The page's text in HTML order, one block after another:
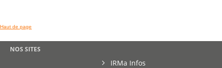
Haut de page
NOS SITES
IRMa Infos